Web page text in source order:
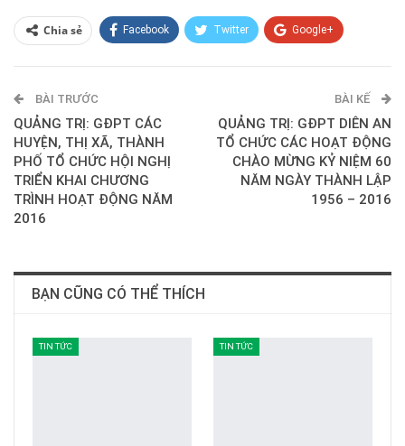
Chia sẻ Facebook Twitter Google+
E-mail
BÀI TRƯỚC
QUẢNG TRỊ: GĐPT CÁC
HUYỆN, THỊ XÃ, THÀNH
PHỐ TỔ CHỨC HỘI NGHỊ
TRIỂN KHAI CHƯƠNG
TRÌNH HOẠT ĐỘNG NĂM
2016
BÀI KẾ
QUẢNG TRỊ: GĐPT DIÊN AN
TỔ CHỨC CÁC HOẠT ĐỘNG
CHÀO MỪNG KỶ NIỆM 60
NĂM NGÀY THÀNH LẬP
1956 – 2016
BẠN CŨNG CÓ THỂ THÍCH
TIN TỨC TIN TỨC